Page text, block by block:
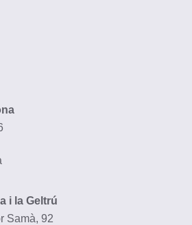
i la Geltrú
Samà, 92